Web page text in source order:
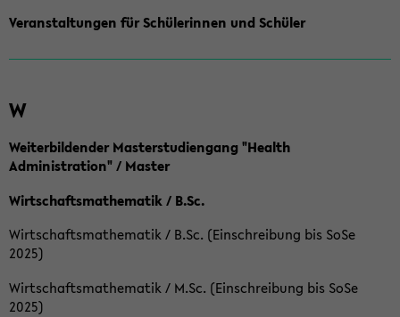
Veranstaltungen für Schülerinnen und Schüler
W
Weiterbildender Masterstudiengang "Health
Administration" / Master
Wirtschaftsmathematik / B.Sc.
Wirtschaftsmathematik / B.Sc. (Einschreibung bis SoSe
2025)
Wirtschaftsmathematik / M.Sc. (Einschreibung bis SoSe
2025)